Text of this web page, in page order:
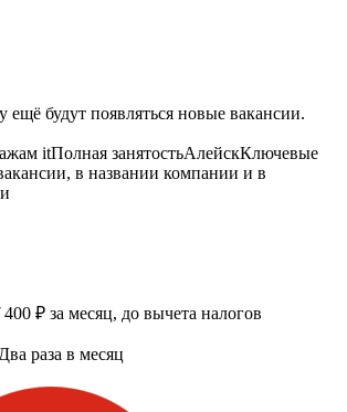
ещё будут появляться новые вакансии.
itПолная занятостьАлейскКлючевые
в названии компании и в
400 ₽ за месяц, до вычета налогов
раза в месяц